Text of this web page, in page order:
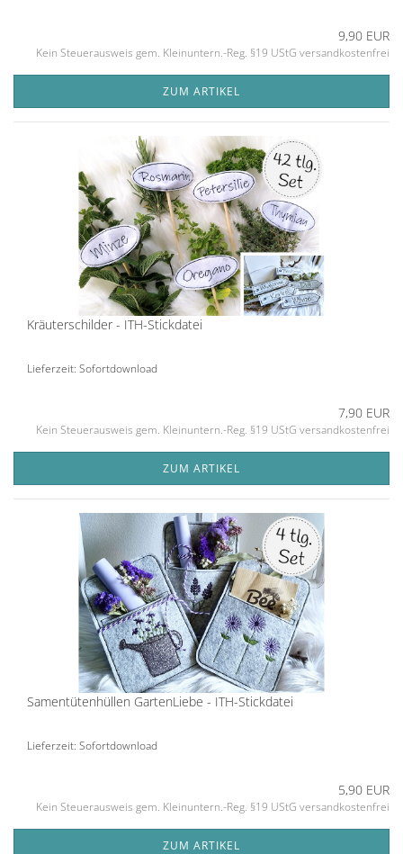
9,90 EUR
Kein Steuerausweis gem. Kleinuntern.-Reg. §19 UStG versandkostenfrei
ZUM ARTIKEL
Kräuterschilder - ITH-Stickdatei
Lieferzeit: Sofortdownload
7,90 EUR
Kein Steuerausweis gem. Kleinuntern.-Reg. §19 UStG versandkostenfrei
ZUM ARTIKEL
Samentütenhüllen GartenLiebe - ITH-Stickdatei
Lieferzeit: Sofortdownload
5,90 EUR
Kein Steuerausweis gem. Kleinuntern.-Reg. §19 UStG versandkostenfrei
ZUM ARTIKEL